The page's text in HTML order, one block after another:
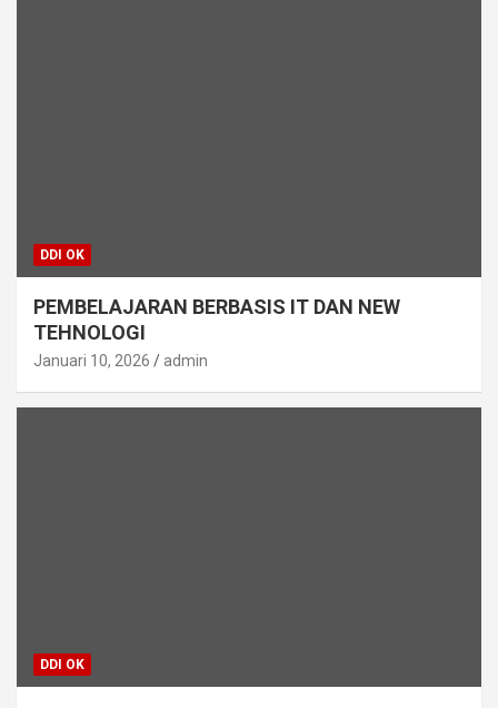
DDI OK
PEMBELAJARAN BERBASIS IT DAN NEW
TEHNOLOGI
Januari 10, 2026 admin
DDI OK